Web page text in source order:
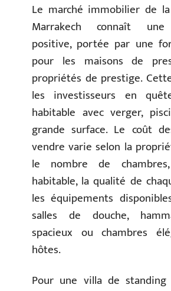
Le marché immobilier de
Marrakech connaît une
positive, portée par une
pour les maisons de
propriétés de prestige.
les investisseurs en
habitable avec verger,
grande surface. Le coût
vendre varie selon la
le nombre de
habitable, la qualité de
les équipements
salles de douche,
spacieux ou chambres
hôtes.
Pour une villa de